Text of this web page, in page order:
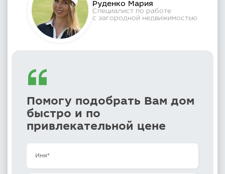
Руденко Мария
Специалист по работе
с загородной недвижимостью
Помогу подобрать Вам дом
быстро и по
привлекательной цене